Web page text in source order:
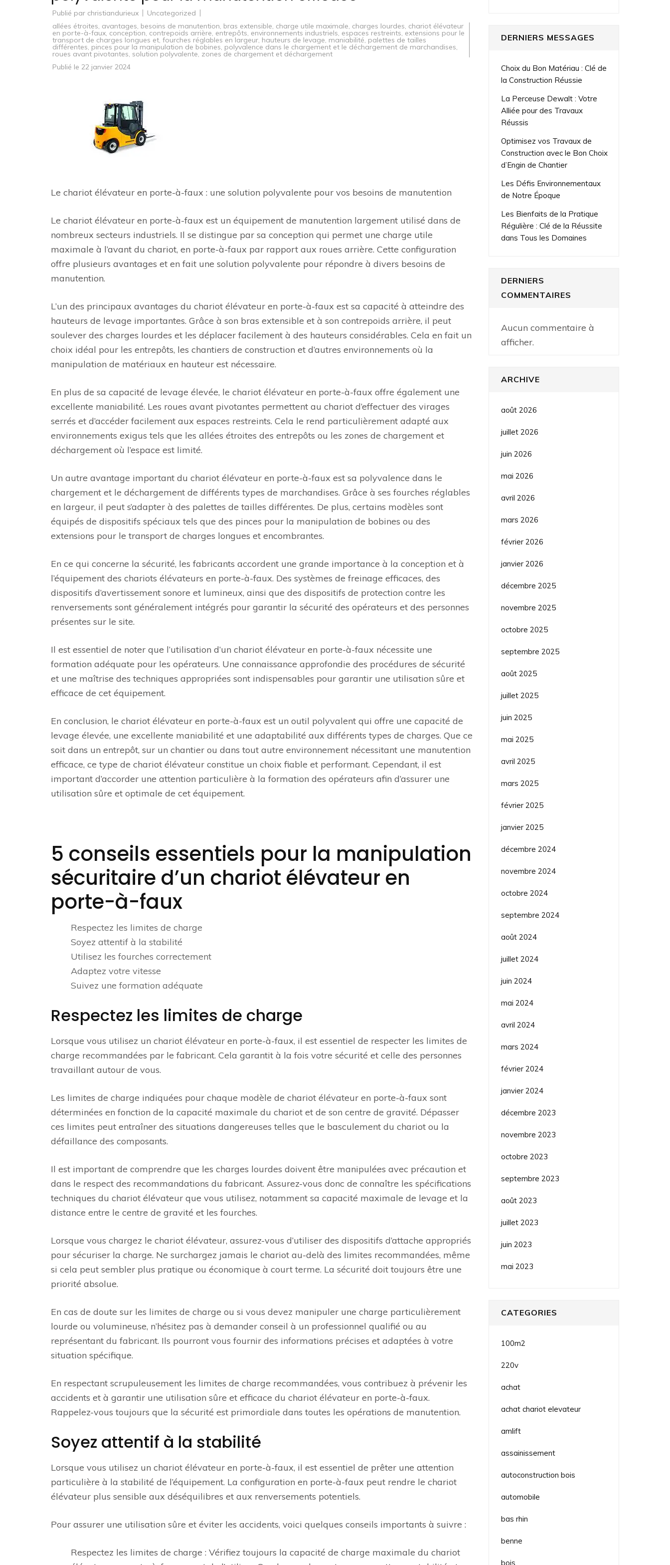
Publié par christiandurieux
Uncategorized
allées étroites, avantages, besoins de manutention, bras extensible, charge utile maximale, charges lourdes, chariot élévateur
en porte-à-faux, conception, contrepoids arrière, entrepôts, environnements industriels, espaces restreints, extensions pour le
transport de charges longues et, fourches réglables en largeur, hauteurs de levage, maniabilité, palettes de tailles
différentes, pinces pour la manipulation de bobines, polyvalence dans le chargement et le déchargement de marchandises,
roues avant pivotantes, solution polyvalente, zones de chargement et déchargement
Publié le 22 janvier 2024
Le chariot élévateur en porte-à-faux : une solution polyvalente pour vos besoins de manutention
Le chariot élévateur en porte-à-faux est un équipement de manutention largement utilisé dans de
nombreux secteurs industriels. Il se distingue par sa conception qui permet une charge utile
maximale à l’avant du chariot, en porte-à-faux par rapport aux roues arrière. Cette configuration
offre plusieurs avantages et en fait une solution polyvalente pour répondre à divers besoins de
manutention.
L’un des principaux avantages du chariot élévateur en porte-à-faux est sa capacité à atteindre des
hauteurs de levage importantes. Grâce à son bras extensible et à son contrepoids arrière, il peut
soulever des charges lourdes et les déplacer facilement à des hauteurs considérables. Cela en fait un
choix idéal pour les entrepôts, les chantiers de construction et d’autres environnements où la
manipulation de matériaux en hauteur est nécessaire.
En plus de sa capacité de levage élevée, le chariot élévateur en porte-à-faux offre également une
excellente maniabilité. Les roues avant pivotantes permettent au chariot d’effectuer des virages
serrés et d’accéder facilement aux espaces restreints. Cela le rend particulièrement adapté aux
environnements exigus tels que les allées étroites des entrepôts ou les zones de chargement et
déchargement où l’espace est limité.
Un autre avantage important du chariot élévateur en porte-à-faux est sa polyvalence dans le
chargement et le déchargement de différents types de marchandises. Grâce à ses fourches réglables
en largeur, il peut s’adapter à des palettes de tailles différentes. De plus, certains modèles sont
équipés de dispositifs spéciaux tels que des pinces pour la manipulation de bobines ou des
extensions pour le transport de charges longues et encombrantes.
En ce qui concerne la sécurité, les fabricants accordent une grande importance à la conception et à
l’équipement des chariots élévateurs en porte-à-faux. Des systèmes de freinage efficaces, des
dispositifs d’avertissement sonore et lumineux, ainsi que des dispositifs de protection contre les
renversements sont généralement intégrés pour garantir la sécurité des opérateurs et des personnes
présentes sur le site.
Il est essentiel de noter que l’utilisation d’un chariot élévateur en porte-à-faux nécessite une
formation adéquate pour les opérateurs. Une connaissance approfondie des procédures de sécurité
et une maîtrise des techniques appropriées sont indispensables pour garantir une utilisation sûre et
efficace de cet équipement.
En conclusion, le chariot élévateur en porte-à-faux est un outil polyvalent qui offre une capacité de
levage élevée, une excellente maniabilité et une adaptabilité aux différents types de charges. Que ce
soit dans un entrepôt, sur un chantier ou dans tout autre environnement nécessitant une manutention
efficace, ce type de chariot élévateur constitue un choix fiable et performant. Cependant, il est
important d’accorder une attention particulière à la formation des opérateurs afin d’assurer une
utilisation sûre et optimale de cet équipement.
5 conseils essentiels pour la manipulation
sécuritaire d’un chariot élévateur en
porte-à-faux
Respectez les limites de charge
Soyez attentif à la stabilité
Utilisez les fourches correctement
Adaptez votre vitesse
Suivez une formation adéquate
Respectez les limites de charge
Lorsque vous utilisez un chariot élévateur en porte-à-faux, il est essentiel de respecter les limites de
charge recommandées par le fabricant. Cela garantit à la fois votre sécurité et celle des personnes
travaillant autour de vous.
Les limites de charge indiquées pour chaque modèle de chariot élévateur en porte-à-faux sont
déterminées en fonction de la capacité maximale du chariot et de son centre de gravité. Dépasser
ces limites peut entraîner des situations dangereuses telles que le basculement du chariot ou la
défaillance des composants.
Il est important de comprendre que les charges lourdes doivent être manipulées avec précaution et
dans le respect des recommandations du fabricant. Assurez-vous donc de connaître les spécifications
techniques du chariot élévateur que vous utilisez, notamment sa capacité maximale de levage et la
distance entre le centre de gravité et les fourches.
Lorsque vous chargez le chariot élévateur, assurez-vous d’utiliser des dispositifs d’attache appropriés
pour sécuriser la charge. Ne surchargez jamais le chariot au-delà des limites recommandées, même
si cela peut sembler plus pratique ou économique à court terme. La sécurité doit toujours être une
priorité absolue.
En cas de doute sur les limites de charge ou si vous devez manipuler une charge particulièrement
lourde ou volumineuse, n’hésitez pas à demander conseil à un professionnel qualifié ou au
représentant du fabricant. Ils pourront vous fournir des informations précises et adaptées à votre
situation spécifique.
En respectant scrupuleusement les limites de charge recommandées, vous contribuez à prévenir les
accidents et à garantir une utilisation sûre et efficace du chariot élévateur en porte-à-faux.
Rappelez-vous toujours que la sécurité est primordiale dans toutes les opérations de manutention.
Soyez attentif à la stabilité
Lorsque vous utilisez un chariot élévateur en porte-à-faux, il est essentiel de prêter une attention
particulière à la stabilité de l’équipement. La configuration en porte-à-faux peut rendre le chariot
élévateur plus sensible aux déséquilibres et aux renversements potentiels.
Pour assurer une utilisation sûre et éviter les accidents, voici quelques conseils importants à suivre :
Respectez les limites de charge : Vérifiez toujours la capacité de charge maximale du chariot
DERNIERS MESSAGES
Choix du Bon Matériau : Clé de
la Construction Réussie
La Perceuse Dewalt : Votre
Alliée pour des Travaux
Réussis
Optimisez vos Travaux de
Construction avec le Bon Choix
d’Engin de Chantier
Les Défis Environnementaux
de Notre Époque
Les Bienfaits de la Pratique
Régulière : Clé de la Réussite
dans Tous les Domaines
DERNIERS
COMMENTAIRES
Aucun commentaire à
afficher.
ARCHIVE
août 2026
juillet 2026
juin 2026
mai 2026
avril 2026
mars 2026
février 2026
janvier 2026
décembre 2025
novembre 2025
octobre 2025
septembre 2025
août 2025
juillet 2025
juin 2025
mai 2025
avril 2025
mars 2025
février 2025
janvier 2025
décembre 2024
novembre 2024
octobre 2024
septembre 2024
août 2024
juillet 2024
juin 2024
mai 2024
avril 2024
mars 2024
février 2024
janvier 2024
décembre 2023
novembre 2023
octobre 2023
septembre 2023
août 2023
juillet 2023
juin 2023
mai 2023
CATEGORIES
100m2
220v
achat
achat chariot elevateur
amlift
assainissement
autoconstruction bois
automobile
bas rhin
benne
bois